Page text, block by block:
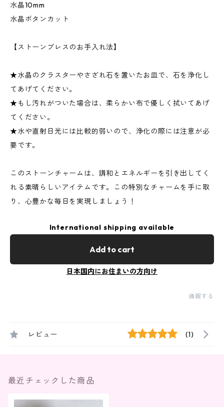
水晶10mm
水晶ボタンカット
【ストーンブレスのお手入れ法】
★水晶のクラスターやさざれ石を置いたお皿で、石を浄化し
てあげてください。
★もし汚れがついた場合は、柔らかい布で優しく拭いてあげ
てください。
★水や直射日光には比較的弱いので、浄化の際には注意が必
要です。
このストーンチャームは、調和とエネルギーを引き出してく
れる素晴らしいアイテムです。この特別なチャームを手に取
り、心豊かな毎日を実現しましょう！
International shipping available
Add to cart
日本国内にお住まいの方向け
通報する
レビュー (1)
最近チェックした商品